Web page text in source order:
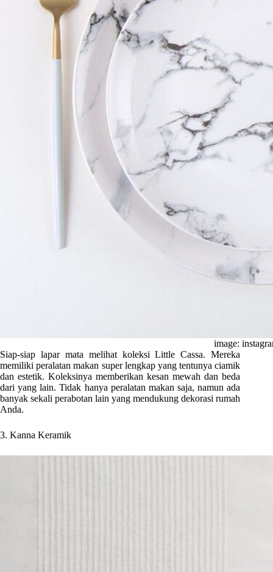
image:
Siap-siap lapar mata melihat koleksi Little Cassa. Mereka
memiliki peralatan makan super lengkap yang tentunya ciamik
dan estetik. Koleksinya memberikan kesan mewah dan beda
dari yang lain. Tidak hanya peralatan makan saja, namun ada
banyak sekali perabotan lain yang mendukung dekorasi rumah
Anda.
3. Kanna Keramik